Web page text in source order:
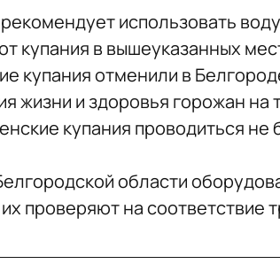
использовать
купания в вышеуказанных
купания отменили в
жизни и здоровья горожан на
купания проводиться не
области
проверяют на соответствие